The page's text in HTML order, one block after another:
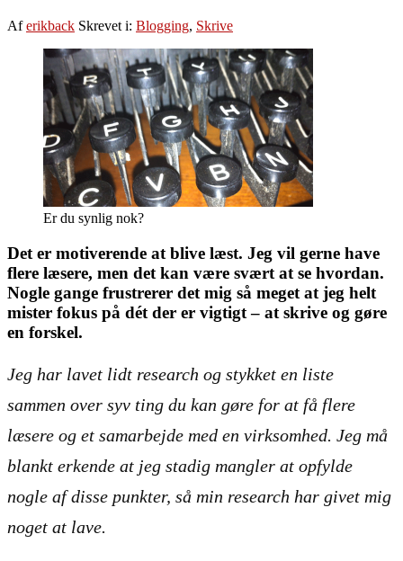
Aferikback Skrevet i: Blogging, Skrive
Er du synlig nok?
Det er motiverende at blive læst. Jeg vil gerne have
flere læsere, men det kan være svært at se hvordan.
Nogle gange frustrerer det mig så meget at jeg helt
mister fokus på dét der er vigtigt – at skrive og gøre
en forskel.
Jeg har lavet lidt research og stykket en liste
sammen over syv ting du kan gøre for at få flere
læsere og et samarbejde med en virksomhed. Jeg må
blankt erkende at jeg stadig mangler at opfylde
nogle af disse punkter, så min research har givet mig
noget at lave.